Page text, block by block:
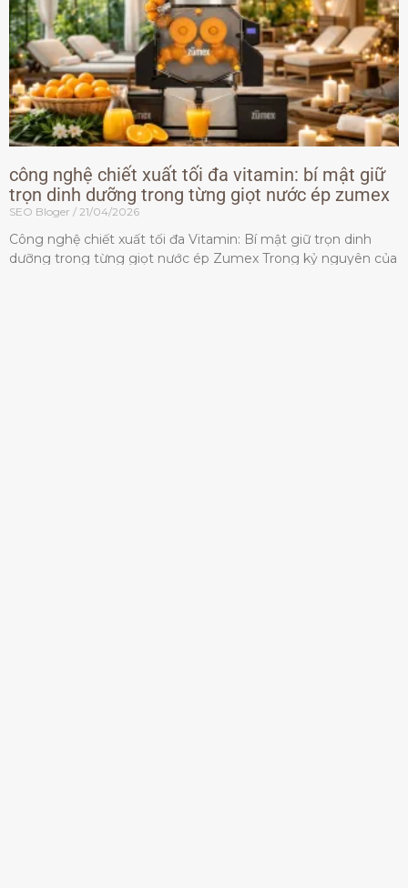
công nghệ chiết xuất tối đa vitamin: bí mật giữ
trọn dinh dưỡng trong từng giọt nước ép zumex
SEO Bloger 21/04/2026
Công nghệ chiết xuất tối đa Vitamin: Bí mật giữ trọn dinh
dưỡng trong từng giọt nước ép Zumex Trong kỷ nguyên của